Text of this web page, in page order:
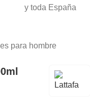
para hombre